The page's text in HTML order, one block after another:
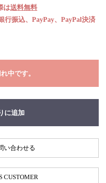
は送料無料
行振込、PayPay、PayPal決済
中です。
に追加
い合わせる
CUSTOMER